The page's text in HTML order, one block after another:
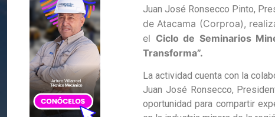
Juan José Ronsecco Pinto,
de Atacama (Corproa),
el Ciclo de Seminarios
Transforma”.
La actividad cuenta con la
Juan José Ronsecco,
oportunidad para compartir